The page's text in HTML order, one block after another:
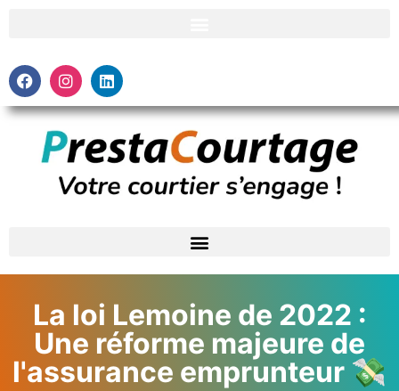
La loi Lemoine de 2022 :
Une réforme majeure de
l'assurance emprunteur 💸